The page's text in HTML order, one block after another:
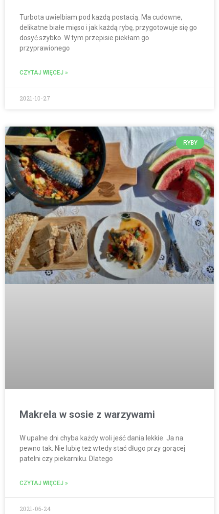
Turbota uwielbiam pod każdą postacią. Ma cudowne,
delikatne białe mięso i jak każdą rybę, przygotowuje się go
dosyć szybko. W tym przepisie piekłam go
przyprawionego
CZYTAJ WIĘCEJ »
2021-10-27
RYBY
Makrela w sosie z warzywami
W upalne dni chyba każdy woli jeść dania lekkie. Ja na
pewno tak. Nie lubię też wtedy stać długo przy gorącej
patelni czy piekarniku. Dlatego
CZYTAJ WIĘCEJ »
2021-06-24